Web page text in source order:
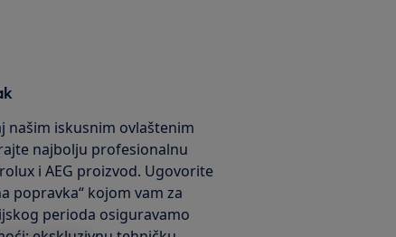
našim iskusnim ovlaštenim
najbolju profesionalnu
i AEG proizvod. Ugovorite
popravka“ kojom vam za
perioda osiguravamo